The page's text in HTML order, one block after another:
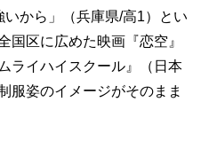
から」（兵庫県/高1）とい
国区に広めた映画『恋空』
イハイスクール』（日本
服姿のイメージがそのまま